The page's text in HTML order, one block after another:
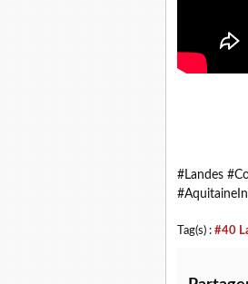
#Landes
Tag(s) : #40